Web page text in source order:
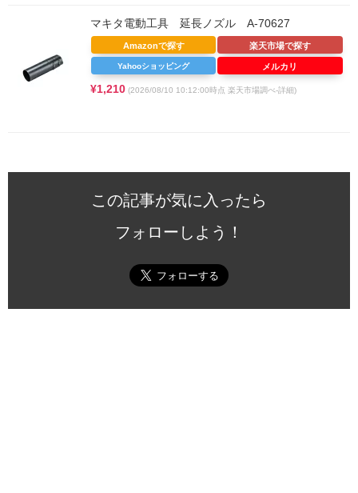
マキタ電動工具 延長ノズル A-70627
¥1,210 (2026/08/10 10:12:00時点 楽天市場調べ-詳細)
Amazonで探す 楽天市場で探す
Yahooショッピング メルカリ
この記事が気に入ったら
フォローしよう！